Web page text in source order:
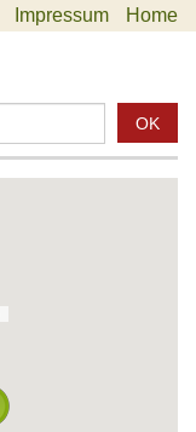
Impressum Home
OK